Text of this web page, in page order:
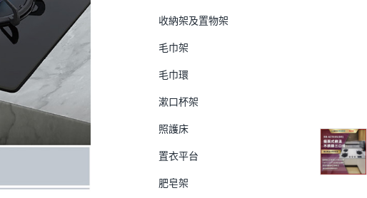
收納架及置物架
毛巾架
毛巾環
漱口杯架
照護床
置衣平台
肥皂架